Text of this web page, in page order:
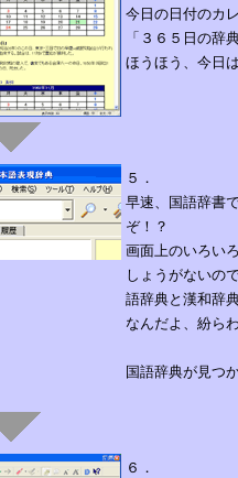
今日の日付のカ
「３６５日の辞
ほうほう、今日
５．
早速、国語辞書
ぞ！？
画面上のいろい
しょうがないの
語辞典と漢和辞
なんだよ、紛ら
国語辞典が見つ
６．